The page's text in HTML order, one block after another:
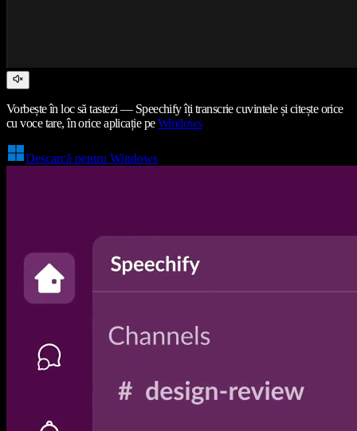
Vorbește în loc să tastezi — Speechify îți transcrie cuvintele și citește orice
cu voce tare, în orice aplicație peWindows
Descarcă pentru Windows